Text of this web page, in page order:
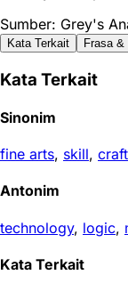
Sumber: Grey's
Kata Terkait Frasa
Kata Terkait
Sinonim
fine arts, skill, craft
Antonim
technology, logic,
Kata Terkait